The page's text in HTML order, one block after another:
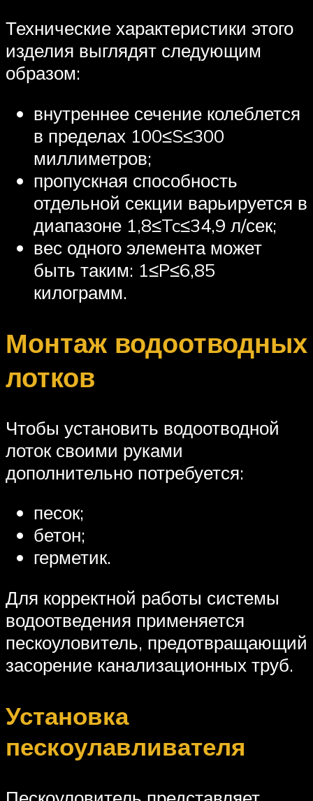
Технические характеристики этого
изделия выглядят следующим
образом:
внутреннее сечение колеблется
в пределах 100≤S≤300
миллиметров;
пропускная способность
отдельной секции варьируется в
диапазоне 1,8≤Tc≤34,9 л/сек;
вес одного элемента может
быть таким: 1≤P≤6,85
килограмм.
Монтаж водоотводных
лотков
Чтобы установить водоотводной
лоток своими руками
дополнительно потребуется:
песок;
бетон;
герметик.
Для корректной работы системы
водоотведения применяется
пескоуловитель, предотвращающий
засорение канализационных труб.
Установка
пескоулавливателя